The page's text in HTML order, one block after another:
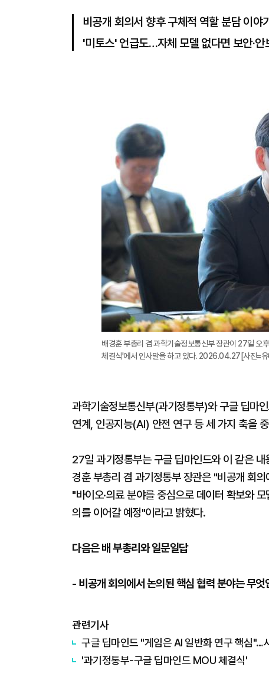
비공개 회의서 향후 구체적 역할 분담 이야
'미토스' 언급도…자체 모델 없다면 보안·안
배경훈 부총리 겸 과학기술정보통신부 장관이 27일 오
체결식'에서 인사말을 하고 있다. 2026.04.27[사진=
과학기술정보통신부(과기정통부)와 구글 딥마
연계, 인공지능(AI) 안전 연구 등 세 가지 축을
27일 과기정통부는 구글 딥마인드와 이 같은
경훈 부총리 겸 과기정통부 장관은 "비공개 회
"바이오·의료 분야를 중심으로 데이터 확보와
의를 이어갈 예정"이라고 밝혔다.
다음은 배 부총리와 일문일답
- 비공개 회의에서 논의된 핵심 협력 분야는 무엇
관련기사
구글 딥마인드 "게임은 AI 일반화 연구 핵심"…
'과기정통부-구글 딥마인드 MOU 체결식'